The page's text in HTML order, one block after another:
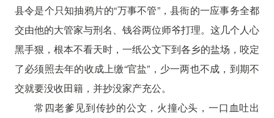
县令是个只知抽鸦片的“万事不管”，县衙的一应事务全都
交由他的大管家与刑名、钱谷两位师爷打理。这几个人心
黑手狠，根本不看天时，一纸公文下到各乡的盐场，咬定
了必须照去年的收成上缴“官盐”，少一两也不成，到期不
交就要没收田籍，并抄没家产充公。
常四老爹见到传抄的公文，火撞心头，一口血吐出